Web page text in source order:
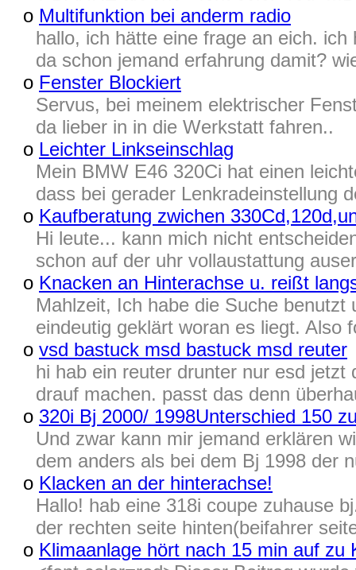
o Multifunktion bei anderm radio
hallo, ich hätte eine frage an eich.
da schon jemand erfahrung damit?
o Fenster Blockiert
Servus, bei meinem elektrischer
da lieber in in die Werkstatt fahren..
o Leichter Linkseinschlag
Mein BMW E46 320Ci hat einen
dass bei gerader Lenkradeinstellung
o Kaufberatung zwichen
Hi leute... kann mich nicht
schon auf der uhr vollaustattung
o Knacken an Hinterachse u. reißt
Mahlzeit, Ich habe die Suche
eindeutig geklärt woran es liegt. Also
o vsd bastuck msd bastuck msd reuter
hi hab ein reuter drunter nur esd
drauf machen. passt das denn
o 320i Bj 2000/ 1998Unterschied 150
Und zwar kann mir jemand erklären
dem anders als bei dem Bj 1998 der
o Klacken an der hinterachse!
Hallo! hab eine 318i coupe zuhause
der rechten seite hinten(beifahrer
o Klimaanlage hört nach 15 min auf zu